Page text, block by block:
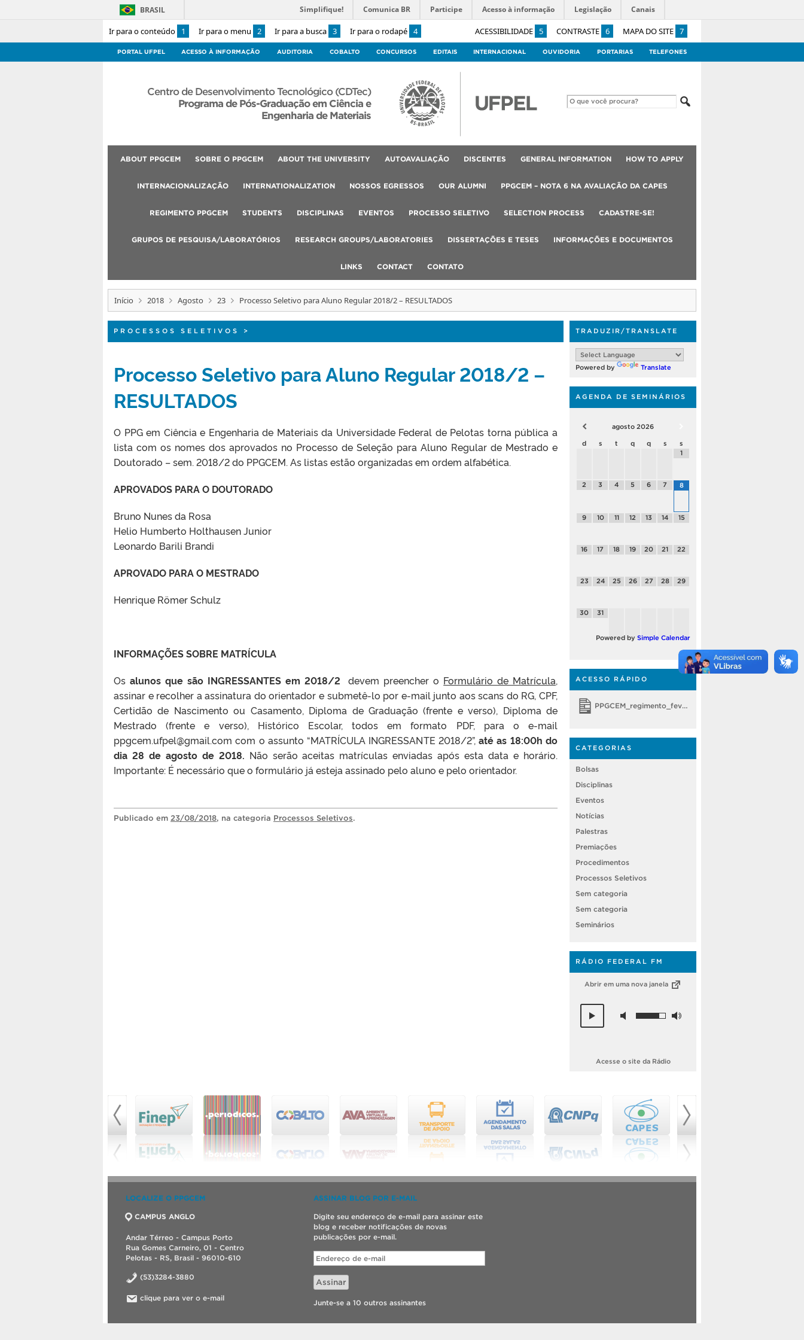
Ir para o conteúdo 1 Ir para o menu 2 Ir para a busca 3 Ir para o rodapé 4 ACESSIBILIDADE 5 CONTRASTE 6 MAPA DO SITE 7
BRASIL Simplifique! Comunica BR Participe Acesso à informação Legislação Canais
PORTAL UFPEL ACESSO À INFORMAÇÃO AUDITORIA COBALTO CONCURSOS EDITAIS INTERNACIONAL OUVIDORIA PORTARIAS TELEFONES
Centro de Desenvolvimento Tecnológico (CDTec)
Programa de Pós-Graduação em Ciência e
Engenharia de Materiais
ABOUT PPGCEM SOBRE O PPGCEM ABOUT THE UNIVERSITY AUTOAVALIAÇÃO DISCENTES GENERAL INFORMATION HOW TO APPLY
INTERNACIONALIZAÇÃO INTERNATIONALIZATION NOSSOS EGRESSOS OUR ALUMNI PPGCEM – NOTA 6 NA AVALIAÇÃO DA CAPES
REGIMENTO PPGCEM STUDENTS DISCIPLINAS EVENTOS PROCESSO SELETIVO SELECTION PROCESS CADASTRE-SE!
GRUPOS DE PESQUISA/LABORATÓRIOS RESEARCH GROUPS/LABORATORIES DISSERTAÇÕES E TESES INFORMAÇÕES E DOCUMENTOS
LINKS CONTACT CONTATO
Início 2018 Agosto 23 Processo Seletivo para Aluno Regular 2018/2 – RESULTADOS
PROCESSOS SELETIVOS >
Processo Seletivo para Aluno Regular 2018/2 –
RESULTADOS
O PPG em Ciência e Engenharia de Materiais da Universidade Federal de Pelotas torna pública a
lista com os nomes dos aprovados no Processo de Seleção para Aluno Regular de Mestrado e
Doutorado – sem. 2018/2 do PPGCEM. As listas estão organizadas em ordem alfabética.
APROVADOS PARA O DOUTORADO
Bruno Nunes da Rosa
Helio Humberto Holthausen Junior
Leonardo Barili Brandi
APROVADO PARA O MESTRADO
Henrique Römer Schulz
INFORMAÇÕES SOBRE MATRÍCULA
Os alunos que são INGRESSANTES em 2018/2 devem preencher o Formulário de Matrícula,
assinar e recolher a assinatura do orientador e submetê-lo por e-mail junto aos scans do RG, CPF,
Certidão de Nascimento ou Casamento, Diploma de Graduação (frente e verso), Diploma de
Mestrado (frente e verso), Histórico Escolar, todos em formato PDF, para o e-mail
ppgcem.ufpel@gmail.com com o assunto “MATRÍCULA INGRESSANTE 2018/2”,até as 18:00h do
dia 28 de agosto de 2018. Não serão aceitas matrículas enviadas após esta data e horário.
Importante: É necessário que o formulário já esteja assinado pelo aluno e pelo orientador.
Publicado em 23/08/2018, na categoria Processos Seletivos.
TRADUZIR/TRANSLATE
Powered by Translate
AGENDA DE SEMINÁRIOS
agosto 2026
d s t q q s
s
1
2 3 4 5 6 7 8
9 10 11 12 13 14 15
16 17 18 19 20 21 22
23 24 25 26 27 28 29
30 31
Powered by Simple Calendar
ACESSO RÁPIDO
PPGCEM_regimento_fevereiro 2018
CATEGORIAS
Bolsas
Disciplinas
Eventos
Notícias
Palestras
Premiações
Procedimentos
Processos Seletivos
Sem categoria
Sem categoria
Seminários
RÁDIO FEDERAL FM
Abrir em uma nova janela
Acesse o site da Rádio
LOCALIZE O PPGCEM
CAMPUS ANGLO
Andar Térreo - Campus Porto
Rua Gomes Carneiro, 01 - Centro
Pelotas - RS, Brasil - 96010-610
(53)3284-3880
clique para ver o e-mail
ASSINAR BLOG POR E-MAIL
Digite seu endereço de e-mail para assinar este
blog e receber notificações de novas
publicações por e-mail.
Endereço
de
e-
mail
Assinar
Junte-se a 10 outros assinantes